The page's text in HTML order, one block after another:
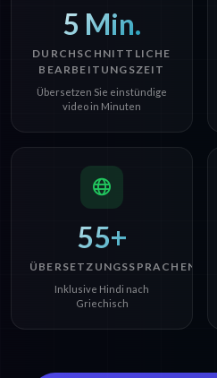
5 Min.
DURCHSCHNITTLICHE
BEARBEITUNGSZEIT
Übersetzen Sie einstündige
video in Minuten
55+
ÜBERSETZUNGSSPRACHEN
Inklusive Hindi nach
Griechisch